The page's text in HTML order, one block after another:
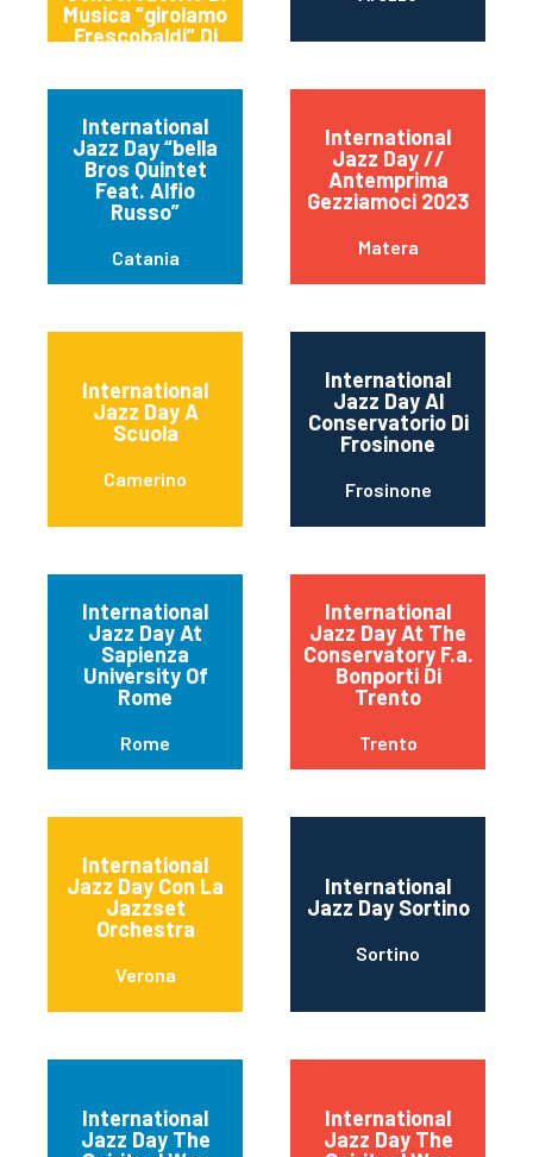
Musica “girolamo
Frescobaldi” Di
International
Jazz Day “bella
Bros Quintet
Feat. Alfio
Russo”
Catania
International
Jazz Day //
Antemprima
Gezziamoci 2023
Matera
International
Jazz Day A
Scuola
Camerino
International
Jazz Day Al
Conservatorio Di
Frosinone
Frosinone
International
Jazz Day At
Sapienza
University Of
Rome
Rome
International
Jazz Day At The
Conservatory F.a.
Bonporti Di
Trento
Trento
International
Jazz Day Con La
Jazzset
Orchestra
Verona
International
Jazz Day Sortino
Sortino
International
Jazz Day The
International
Jazz Day The